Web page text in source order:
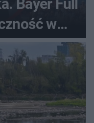
Bayer Full
w